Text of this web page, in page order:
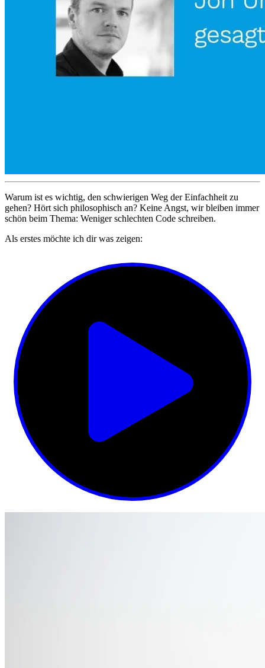
Warum ist es wichtig, den schwierigen Weg der Einfachheit zu
gehen? Hört sich philosophisch an? Keine Angst, wir bleiben immer
schön beim Thema: Weniger schlechten Code schreiben.
Als erstes möchte ich dir was zeigen: